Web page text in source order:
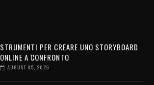
STRUMENTI PER CREARE UNO STORYBOARD
ONLINE A CONFRONTO
AUGUST 05, 2026